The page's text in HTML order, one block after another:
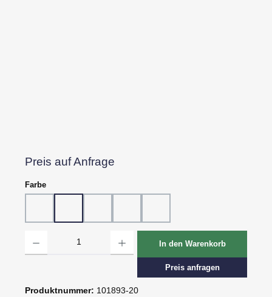
Preis auf Anfrage
Farbeauswählen
In den Warenkorb
Preis anfragen
Produktnummer: 101893-20